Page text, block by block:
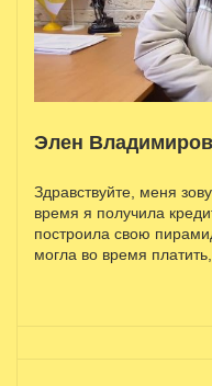
Элен
Здравствуйте, меня
время я получила
построила свою
могла во время